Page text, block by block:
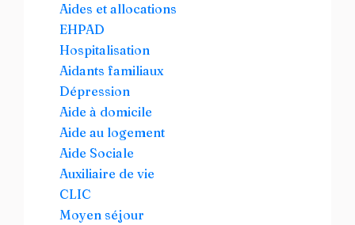
Aides et allocations
EHPAD
Hospitalisation
Aidants familiaux
Dépression
Aide à domicile
Aide au logement
Aide Sociale
Auxiliaire de vie
CLIC
Moyen séjour